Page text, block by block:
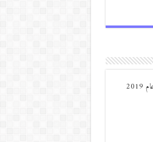
من مواليد ديرعلا ( الصوالحة) صدر له : كتاب مذكرات مجنون في مدن مجنونة عام 2018 كتاب كلمات مبتورة عام 2019